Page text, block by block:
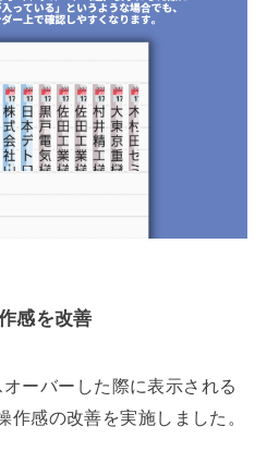
感を改善
ーバーした際に表示される
作感の改善を実施しました。